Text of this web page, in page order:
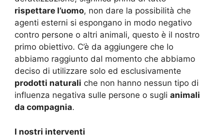
rispettare l’uomo, non dare la possibilità che
agenti esterni si espongano in modo negativo
contro persone o altri animali, questo è il nostro
primo obiettivo. C’è da aggiungere che lo
abbiamo raggiunto dal momento che abbiamo
deciso di utilizzare solo ed esclusivamente
prodotti naturali che non hanno nessun tipo di
influenza negativa sulle persone o sugli animali
da compagnia.
I nostri interventi